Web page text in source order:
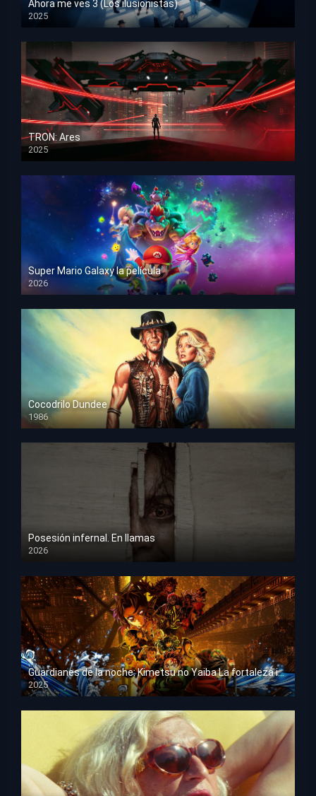
Ahora me ves 3 (Los ilusionistas)
2025
HD 1080p
TRON: Ares
2025
HD 1080p
Super Mario Galaxy la película
2026
HD 1080p
Cocodrilo Dundee
1986
HD 1080p
Posesión infernal. En llamas
2026
HD 1080p
Guardianes de la noche: Kimetsu no Yaiba La fortaleza infinita
2025
HD 1080p